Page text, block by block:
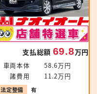
支払総額 69.8万円
車両本体
58.6万円
諸費用
11.2万円
法定整備
有